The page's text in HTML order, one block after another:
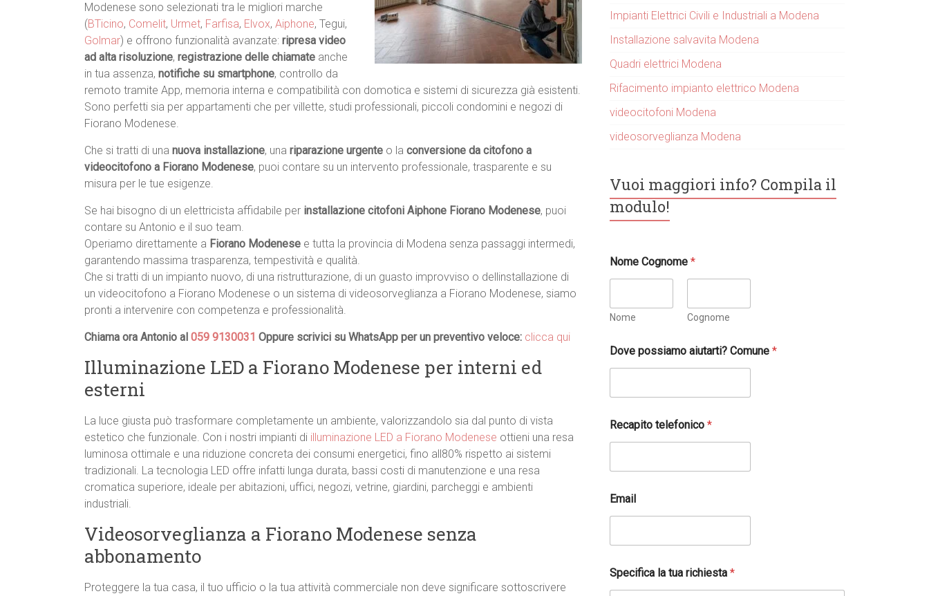
Modenese sono selezionati tra le migliori marche
(BTicino, Comelit, Urmet, Farfisa, Elvox, Aiphone, Tegui,
Golmar) e offrono funzionalità avanzate: ripresa video
ad alta risoluzione, registrazione delle chiamate anche
in tua assenza, notifiche su smartphone, controllo da
remoto tramite App, memoria interna e compatibilità con domotica e sistemi di sicurezza già esistenti.
Sono perfetti sia per appartamenti che per villette, studi professionali, piccoli condomini e negozi di
Fiorano Modenese.
Che si tratti di una nuova installazione, una riparazione urgente o la conversione da citofono a
videocitofono a Fiorano Modenese, puoi contare su un intervento professionale, trasparente e su
misura per le tue esigenze.
Se hai bisogno di un elettricista affidabile per installazione citofoni Aiphone Fiorano Modenese, puoi
contare su Antonio e il suo team.
Operiamo direttamente a Fiorano Modenese e tutta la provincia di Modena senza passaggi intermedi,
garantendo massima trasparenza, tempestività e qualità.
Che si tratti di un impianto nuovo, di una ristrutturazione, di un guasto improvviso o dellinstallazione di
un videocitofono a Fiorano Modenese o un sistema di videosorveglianza a Fiorano Modenese, siamo
pronti a intervenire con competenza e professionalità.
Chiama ora Antonio al 059 9130031 Oppure scrivici su WhatsApp per un preventivo veloce: clicca qui
Illuminazione LED a Fiorano Modenese per interni ed
esterni
La luce giusta può trasformare completamente un ambiente, valorizzandolo sia dal punto di vista
estetico che funzionale. Con i nostri impianti di illuminazione LED a Fiorano Modenese ottieni una resa
luminosa ottimale e una riduzione concreta dei consumi energetici, fino all80% rispetto ai sistemi
tradizionali. La tecnologia LED offre infatti lunga durata, bassi costi di manutenzione e una resa
cromatica superiore, ideale per abitazioni, uffici, negozi, vetrine, giardini, parcheggi e ambienti
industriali.
Videosorveglianza a Fiorano Modenese senza
abbonamento
Proteggere la tua casa, il tuo ufficio o la tua attività commerciale non deve significare sottoscrivere
Impianti Elettrici Civili e Industriali a Modena
Installazione salvavita Modena
Quadri elettrici Modena
Rifacimento impianto elettrico Modena
videocitofoni Modena
videosorveglianza Modena
Vuoi maggiori info? Compila il
modulo!
Nome Cognome*
Nome Cognome
Dove possiamo aiutarti? Comune*
Recapito telefonico*
Email
Specifica la tua richiesta*